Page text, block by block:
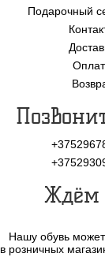
Подарочный
Ждём
Нашу обувь
в розничных